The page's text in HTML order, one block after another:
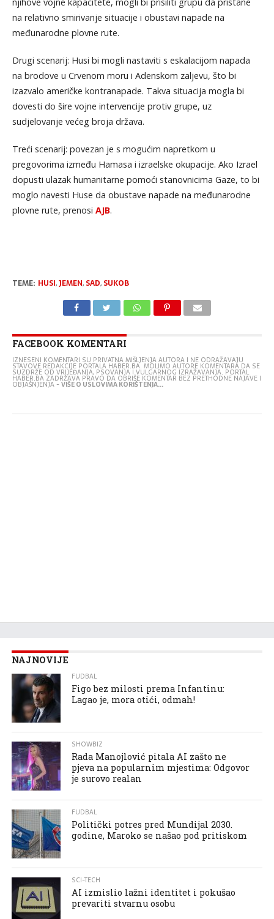
na relativno smirivanje situacije i obustavi napade na
međunarodne plovne rute.
Drugi scenarij: Husi bi mogli nastaviti s eskalacijom napada
na brodove u Crvenom moru i Adenskom zaljevu, što bi
izazvalo američke kontranapade. Takva situacija mogla bi
dovesti do šire vojne intervencije protiv grupe, uz
sudjelovanje većeg broja država.
Treći scenarij: povezan je s mogućim napretkom u
pregovorima između Hamasa i izraelske okupacije. Ako Izrael
dopusti ulazak humanitarne pomoći stanovnicima Gaze, to bi
moglo navesti Huse da obustave napade na međunarodne
plovne rute, prenosi AJB.
TEME: HUSI,JEMEN, SAD, SUKOB
FACEBOOK KOMENTARI
IZNESENI KOMENTARI SU PRIVATNA MIŠLJENJA AUTORA I NE ODRAŽAVAJU
STAVOVE REDAKCIJE PORTALA HABER.BA. MOLIMO AUTORE KOMENTARA DA SE
SUZDRŽE OD VRIJEĐANJA, PSOVANJA I VULGARNOG IZRAŽAVANJA. PORTAL
HABER.BA ZADRŽAVA PRAVO DA OBRIŠE KOMENTAR BEZ PRETHODNE NAJAVE I
OBJAŠNJENJA -VIŠE O USLOVIMA KORIŠTENJA...
NAJNOVIJE
FUDBAL
Figo bez milosti prema Infantinu:
Lagao je, mora otići, odmah!
SHOWBIZ
Rada Manojlović pitala AI zašto ne
pjeva na popularnim mjestima: Odgovor
je surovo realan
FUDBAL
Politički potres pred Mundijal 2030.
godine, Maroko se našao pod pritiskom
SCI-TECH
AI izmislio lažni identitet i pokušao
prevariti stvarnu osobu